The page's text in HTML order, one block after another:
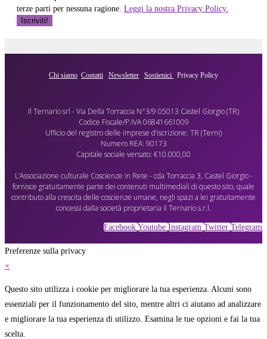
terze parti per nessuna ragione. Leggi la nostra Privacy Policy.
Chi siamo Contatti Newsletter Sostienici Privacy Policy
Il Ternario srl - Via Della Torraccia N°3/9 05013 Castel Giorgio (TR)
Codice Fiscale/P.IVA 06841661009
Ufficio del registro delle imprese d’iscrizione: TR (Terni)
Numero REA: 90173
Capitale sociale versato: €10.000,00
L’Associazione culturale Coscienze in Rete - cda Torraccia 3, Castel Giorgio -
fornisce gratuitamente parte dei contenuti multimediali di questo sito, quale
contributo alla crescita delle coscienze umane, negli spazi a lei gratuitamente
concessi dalla società proprietaria il Ternario s.r.l.
Facebook Youtube Instagram Twitter Telegram
Preferenze sulla privacy
×
Questo sito utilizza i cookie per migliorare la tua esperienza. Alcuni sono
essenziali per il funzionamento del sito, mentre altri ci aiutano ad analizzare
e migliorare la tua esperienza di utilizzo. Esamina le tue opzioni e fai la tua
scelta.